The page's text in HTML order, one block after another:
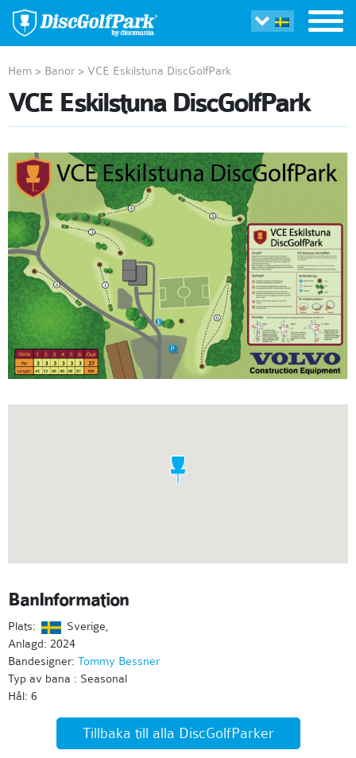
Hem > Banor > VCE Eskilstuna DiscGolfPark
VCE Eskilstuna DiscGolfPark
BanInformation
Plats:
Sverige,
Anlagd: 2024
Bandesigner: Tommy Bessner
Typ av bana : Seasonal
Hål: 6
Tillbaka till alla DiscGolfParker